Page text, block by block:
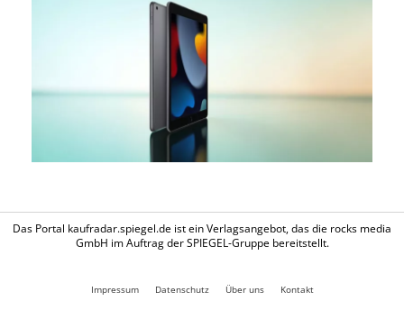
Das Portal kaufradar.spiegel.de ist ein Verlagsangebot, das die rocks media
GmbH im Auftrag der SPIEGEL-Gruppe bereitstellt.
Impressum Datenschutz Über uns Kontakt